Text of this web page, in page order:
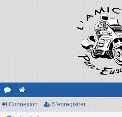
or e
Connexion S’enregistrer